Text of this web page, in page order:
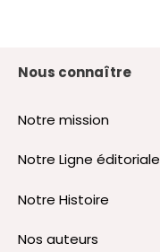
Nous connaître
Notre mission
Notre Ligne éditoriale
Notre Histoire
Nos auteurs